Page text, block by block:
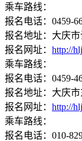
乘车路线：
报名电话：0459-
报名地址：大庆市
报名网址： http://
乘车路线：
报名电话：0459-
报名地址：大庆
报名网址： http://
乘车路线：
报名电话：010-